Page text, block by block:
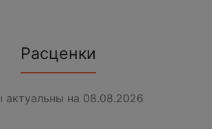
Расценки
актуальны на 08.08.2026